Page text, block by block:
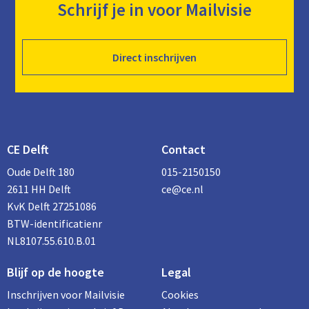
Schrijf je in voor Mailvisie
Direct inschrijven
CE Delft
Oude Delft 180
2611 HH Delft
KvK Delft 27251086
BTW-identificatienr
NL8107.55.610.B.01
Contact
015-2150150
ce@ce.nl
Blijf op de hoogte
Inschrijven voor Mailvisie
Legal
Cookies